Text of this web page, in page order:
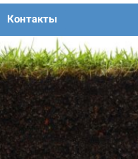
Контакты